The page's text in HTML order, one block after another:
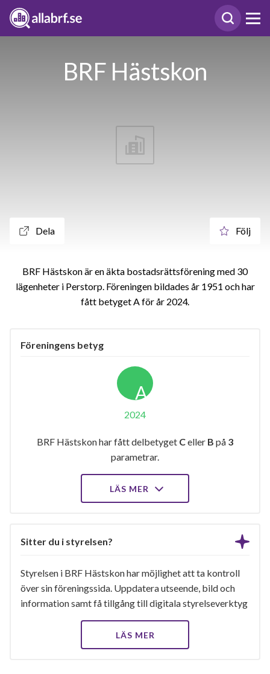
BRF Hästskon
Dela Följ
BRF Hästskon är en äkta bostadsrättsförening med 30
lägenheter i Perstorp. Föreningen bildades år 1951 och har
fått betyget A för år 2024
Föreningens betyg
A
2024
BRF Hästskon har fått delbetyget Celler B på 3
parametrar.
LÄS MER
Sitter du i styrelsen?
Styrelsen i BRF Hästskon har möjlighet att ta kontroll
över sin föreningssida. Uppdatera utseende, bild och
information samt få tillgång till digitala styrelseverktyg
LÄS MER